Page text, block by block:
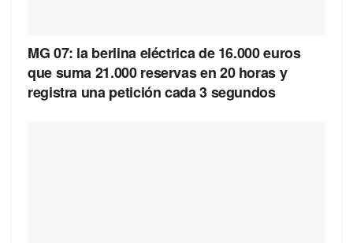
MG 07: la berlina eléctrica de 16.000 euros
que suma 21.000 reservas en 20 horas y
registra una petición cada 3 segundos